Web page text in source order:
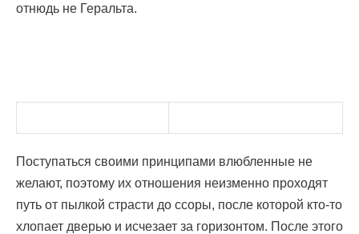
отнюдь не Геральта.
Поступаться своими принципами влюбленные не
желают, поэтому их отношения неизменно проходят
путь от пылкой страсти до ссоры, после которой кто-то
хлопает дверью и исчезает за горизонтом. После этого